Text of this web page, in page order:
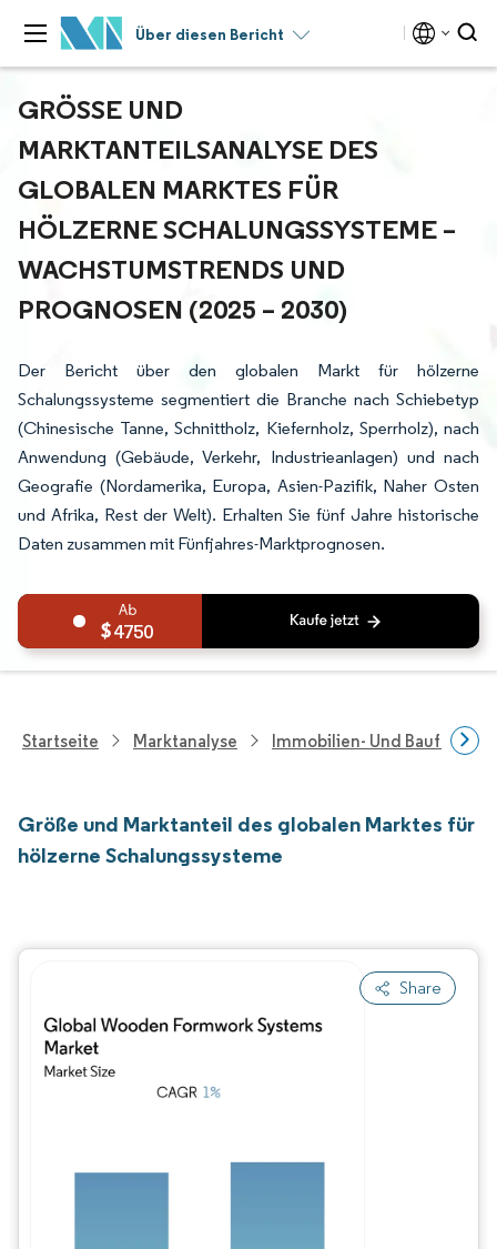
Über diesen Bericht
GRÖSSE UND M
ARKTANTEILSANALYSE DES G
LOBALEN MARKTES FÜR H
ÖLZERNE SCHALUNGSSYSTEME – W
ACHSTUMSTRENDS UND P
ROGNOSEN (2025 – 2030)
Der Bericht über den globalen Markt für hölzerne
Schalungssysteme segmentiert die Branche nach Schiebetyp
(Chinesische Tanne, Schnittholz, Kiefernholz, Sperrholz), nach
Anwendung (Gebäude, Verkehr, Industrieanlagen) und nach
Geografie (Nordamerika, Europa, Asien-Pazifik, Naher Osten
und Afrika, Rest der Welt). Erhalten Sie fünf Jahre historische
Daten zusammen mit Fünfjahres-Marktprognosen.
4750
Startseite Marktanalyse Immobilien- Und
Größe und Marktanteil des globalen Marktes für
hölzerne Schalungssysteme
Share